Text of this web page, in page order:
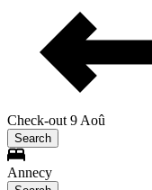
Check-out 9 Aoû
Search
Annecy